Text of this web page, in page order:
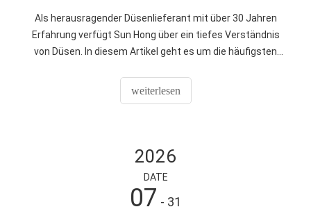
Als herausragender Düsenlieferant mit über 30 Jahren
Erfahrung verfügt Sun Hong über ein tiefes Verständnis
von Düsen. In diesem Artikel geht es um die häufigsten
Verstopfung, Korrosion, Erosion und Verschleiß.
Entdecken Sie effektive Lösungen und Wartungstipps,
weiterlesen
2026
DATE
07 - 31